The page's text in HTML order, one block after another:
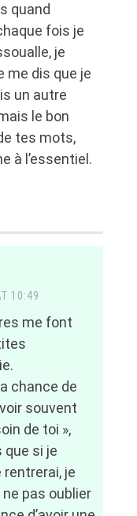
quand
fois je
je
me dis que je
un autre
le bon
tes mots,
à l’essentiel.
10:49
me font
chance de
souvent
de toi »,
que si je
je
pas oublier